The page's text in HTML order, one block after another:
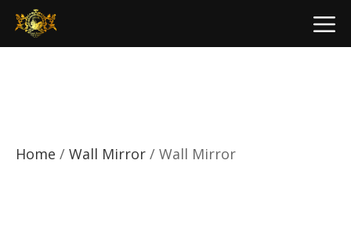
Skip
Home / Wall Mirror / Wall Mirror